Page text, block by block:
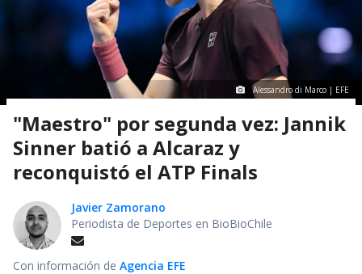
Alessandro di Marco | EFE
"Maestro" por segunda vez: Jannik
Sinner batió a Alcaraz y
reconquistó el ATP Finals
Javier Zamorano
Periodista de Deportes en BioBioChile
Con información de Agencia EFE